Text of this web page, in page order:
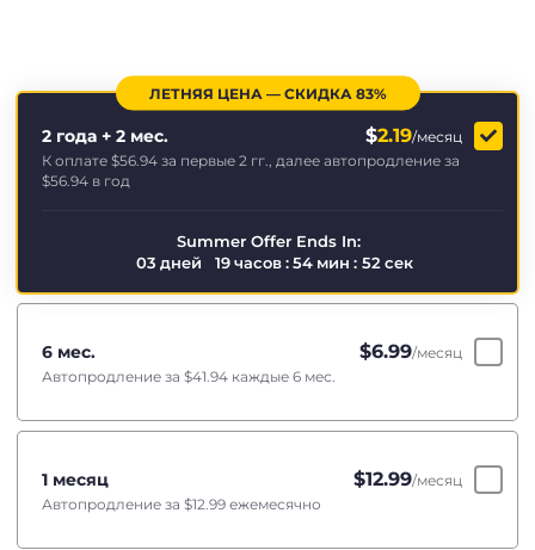
ЛЕТНЯЯ ЦЕНА — СКИДКА 83%
2 года + 2 мес. $2.19/месяц
К оплате $56.94 за первые 2 гг., далее автопродление за
$56.94 в год
Summer Offer Ends In:
03 дней 19 часов : 54 мин : 52 сек
6 мес. $6.99/месяц
Автопродление за $41.94 каждые 6 мес.
1 месяц $12.99/месяц
Автопродление за $12.99 ежемесячно